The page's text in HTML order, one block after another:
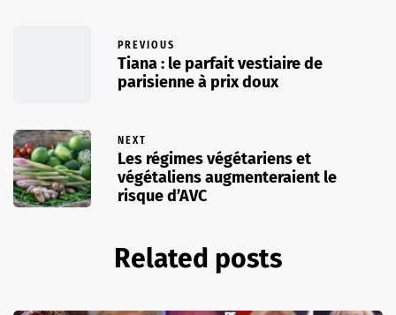
PREVIOUS
Tiana : le parfait vestiaire de
parisienne à prix doux
NEXT
Les régimes végétariens et
végétaliens augmenteraient le
risque d’AVC
Related posts